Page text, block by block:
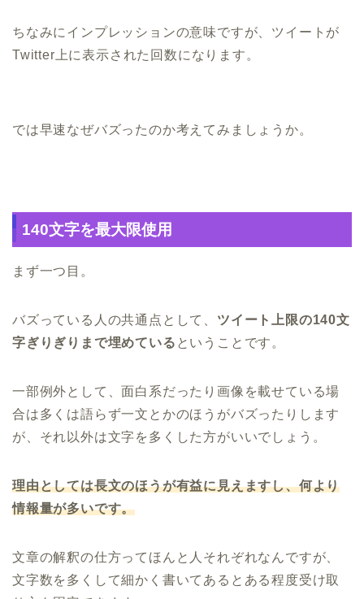
ちなみにインプレッションの意味ですが、ツイートが
Twitter上に表示された回数になります。
では早速なぜバズったのか考えてみましょうか。
140文字を最大限使用
まず一つ目。
バズっている人の共通点として、 ツイート上限の140文
字ぎりぎりまで埋めている ということです。
一部例外として、面白系だったり画像を載せている場
合は多くは語らず一文とかのほうがバズったりします
が、それ以外は文字を多くした方がいいでしょう。
理由としては長文のほうが有益に見えますし、何より
情報量が多いです。
文章の解釈の仕方ってほんと人それぞれなんですが、
文字数を多くして細かく書いてあるとある程度受け取